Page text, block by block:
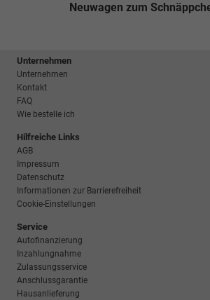
Neuwagen zum
Unternehmen
Unternehmen
Kontakt
FAQ
Wie bestelle ich
Hilfreiche Links
AGB
Impressum
Datenschutz
Informationen zur Barrierefreiheit
Cookie-Einstellungen
Service
Autofinanzierung
Inzahlungnahme
Zulassungsservice
Anschlussgarantie
Hausanlieferung